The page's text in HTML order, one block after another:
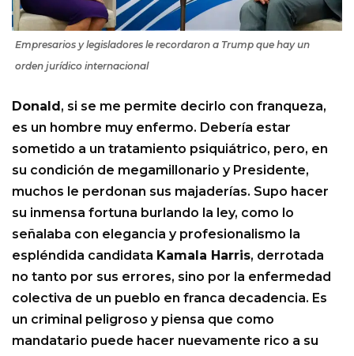
Empresarios y legisladores le recordaron a Trump que hay un
orden jurídico internacional
Donald, si se me permite decirlo con franqueza,
es un hombre muy enfermo. Debería estar
sometido a un tratamiento psiquiátrico, pero, en
su condición de megamillonario y Presidente,
muchos le perdonan sus majaderías. Supo hacer
su inmensa fortuna burlando la ley, como lo
señalaba con elegancia y profesionalismo la
espléndida candidata Kamala Harris, derrotada
no tanto por sus errores, sino por la enfermedad
colectiva de un pueblo en franca decadencia. Es
un criminal peligroso y piensa que como
mandatario puede hacer nuevamente rico a su